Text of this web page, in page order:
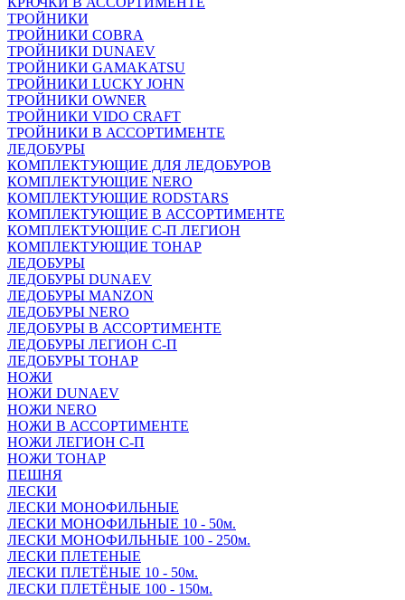
ТРОЙНИКИ
ТРОЙНИКИ COBRA
ТРОЙНИКИ DUNAEV
ТРОЙНИКИ GAMAKATSU
ТРОЙНИКИ LUCKY JOHN
ТРОЙНИКИ OWNER
ТРОЙНИКИ VIDO CRAFT
ТРОЙНИКИ В АССОРТИМЕНТЕ
ЛЕДОБУРЫ
КОМПЛЕКТУЮЩИЕ ДЛЯ ЛЕДОБУРОВ
КОМПЛЕКТУЮЩИЕ NERO
КОМПЛЕКТУЮЩИЕ RODSTARS
КОМПЛЕКТУЮЩИЕ В АССОРТИМЕНТЕ
КОМПЛЕКТУЮЩИЕ С-П ЛЕГИОН
КОМПЛЕКТУЮЩИЕ ТОНАР
ЛЕДОБУРЫ
ЛЕДОБУРЫ DUNAEV
ЛЕДОБУРЫ MANZON
ЛЕДОБУРЫ NERO
ЛЕДОБУРЫ В АССОРТИМЕНТЕ
ЛЕДОБУРЫ ЛЕГИОН С-П
ЛЕДОБУРЫ ТОНАР
НОЖИ
НОЖИ DUNAEV
НОЖИ NERO
НОЖИ В АССОРТИМЕНТЕ
НОЖИ ЛЕГИОН С-П
НОЖИ ТОНАР
ПЕШНЯ
ЛЕСКИ
ЛЕСКИ МОНОФИЛЬНЫЕ
ЛЕСКИ МОНОФИЛЬНЫЕ 10 - 50м.
ЛЕСКИ МОНОФИЛЬНЫЕ 100 - 250м.
ЛЕСКИ ПЛЕТЕНЫЕ
ЛЕСКИ ПЛЕТЁНЫЕ 10 - 50м.
ЛЕСКИ ПЛЕТЁНЫЕ 100 - 150м.